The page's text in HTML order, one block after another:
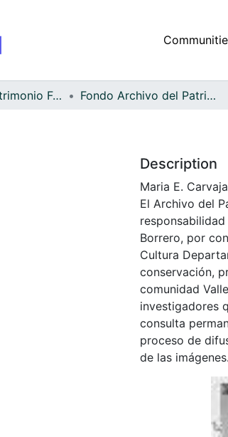
Archivo del Patrimonio Fotográfico y Fílmico del Valle del Cauca Fondo Archivo del Patrimonio Fotográfico y Fílmico del Valle del Cauca
Description
Maria E.
El Archivo del
Borrero, por
Cultura
conservación,
comunidad
investigadores
consulta
proceso de
de las imágenes.